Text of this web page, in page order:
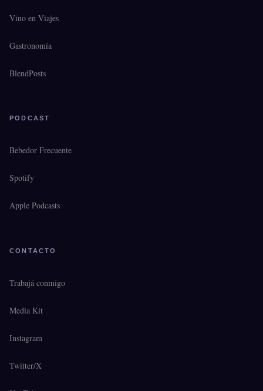
Vino en Viajes
Gastronomía
BlendPosts
PODCAST
Bebedor Frecuente
Spotify
Apple Podcasts
CONTACTO
Trabajá conmigo
Media Kit
Instagram
Twitter/X